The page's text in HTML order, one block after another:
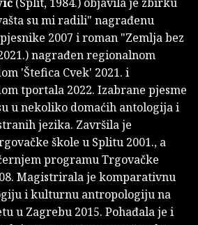
su mi radili" nagrađenu
2007 i roman "Zemlja bez
nagrađen regionalnom
'Štefica Cvek' 2021. i
tportala 2022. Izabrane pjesme
u nekoliko domaćih antologija i
jezika. Završila je
škole u Splitu 2001., a
programu Trgovačke
Magistrirala je komparativnu
i kulturnu antropologiju na
u Zagrebu 2015. Pohađala je i